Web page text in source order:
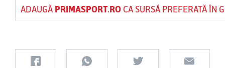
ADAUGĂ PRIMASPORT.ROCA SURSĂ PREFERATĂ ÎN